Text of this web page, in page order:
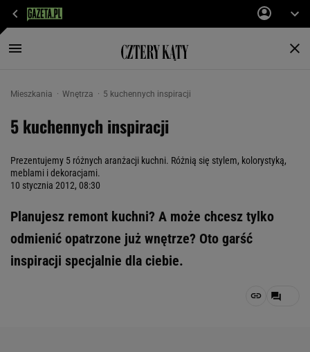
Mieszkania Wnętrza 5 kuchennych inspiracji
5 kuchennych inspiracji
Prezentujemy 5 różnych aranżacji kuchni. Różnią się stylem, kolorystyką,
meblami i dekoracjami.
10 stycznia 2012, 08:30
Planujesz remont kuchni? A może chcesz tylko
odmienić opatrzone już wnętrze? Oto garść
inspiracji specjalnie dla ciebie.